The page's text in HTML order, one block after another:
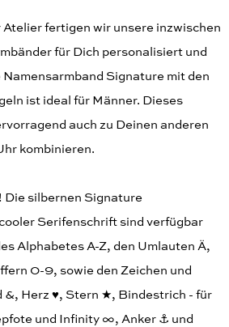
Atelier fertigen wir unsere inzwischen
für Dich personalisiert und
Signature mit den
ist ideal für Männer. Dieses
auch zu Deinen anderen
kombinieren.
Die silbernen Signature
Serifenschrift sind verfügbar
Alphabetes A-Z, den Umlauten Ä,
0-9, sowie den Zeichen und
&, Herz ♥︎, Stern ★, Bindestrich - für
und Infinity ∞, Anker ⚓️ und